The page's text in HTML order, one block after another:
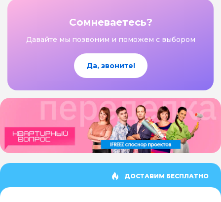
Сомневаетесь?
Давайте мы позвоним и поможем с выбором
Да, звоните!
ДОСТАВИМ БЕСПЛАТНО